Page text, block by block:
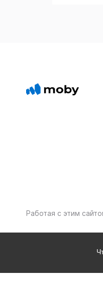
Работая с этим